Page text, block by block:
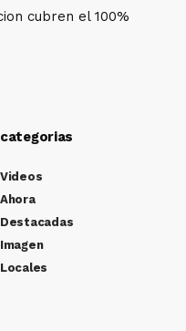
cubren el 100%
categorias
Videos
Ahora
Destacadas
Imagen
Locales